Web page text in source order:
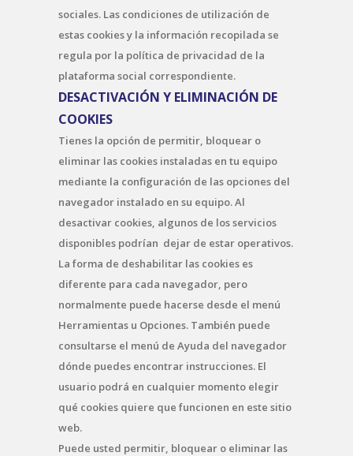
sociales. Las condiciones de utilización de
estas cookies y la información recopilada se
regula por la política de privacidad de la
plataforma social correspondiente.
DESACTIVACIÓN Y ELIMINACIÓN DE
COOKIES
Tienes la opción de permitir, bloquear o
eliminar las cookies instaladas en tu equipo
mediante la configuración de las opciones del
navegador instalado en su equipo. Al
desactivar cookies, algunos de los servicios
disponibles podrían dejar de estar operativos.
La forma de deshabilitar las cookies es
diferente para cada navegador, pero
normalmente puede hacerse desde el menú
Herramientas u Opciones. También puede
consultarse el menú de Ayuda del navegador
dónde puedes encontrar instrucciones. El
usuario podrá en cualquier momento elegir
qué cookies quiere que funcionen en este sitio
web.
Puede usted permitir, bloquear o eliminar las